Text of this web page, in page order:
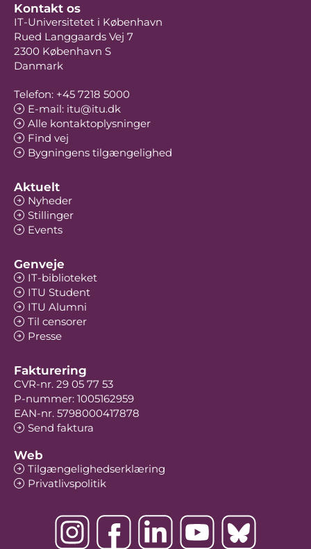
Kontakt os
IT-Universitetet i København
Rued Langgaards Vej 7
2300 København S
Danmark
Telefon: +45 7218 5000
E-mail: itu@itu.dk
Alle kontaktoplysninger
Find vej
Bygningens tilgængelighed
Aktuelt
Nyheder
Stillinger
Events
Genveje
IT-biblioteket
ITU Student
ITU Alumni
Til censorer
Presse
Fakturering
CVR-nr. 29 05 77 53
P-nummer: 1005162959
EAN-nr. 5798000417878
Send faktura
Web
Tilgængelighedserklæring
Privatlivspolitik